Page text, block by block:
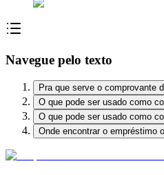
Navegue pelo texto
Pra que serve o comprovante
O que pode ser usado como
O que pode ser usado como
Onde encontrar o empréstimo